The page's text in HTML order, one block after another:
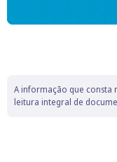
A informação que consta
leitura integral de